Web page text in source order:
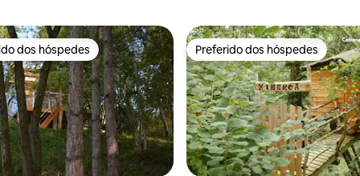
preferidos dos hóspedes
dos hóspedes Preferido dos hóspedes
Preferido dos hóspedes